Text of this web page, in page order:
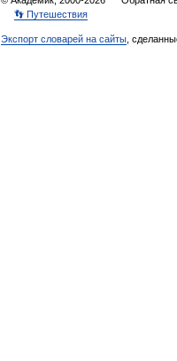
👣 Путешествия
Экспорт словарей на сайты ,